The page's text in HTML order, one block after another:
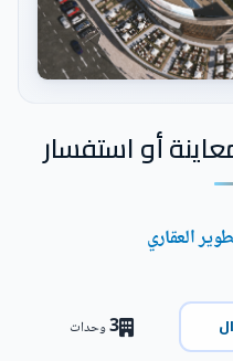
أو استفسار
العقاري
3وحدات